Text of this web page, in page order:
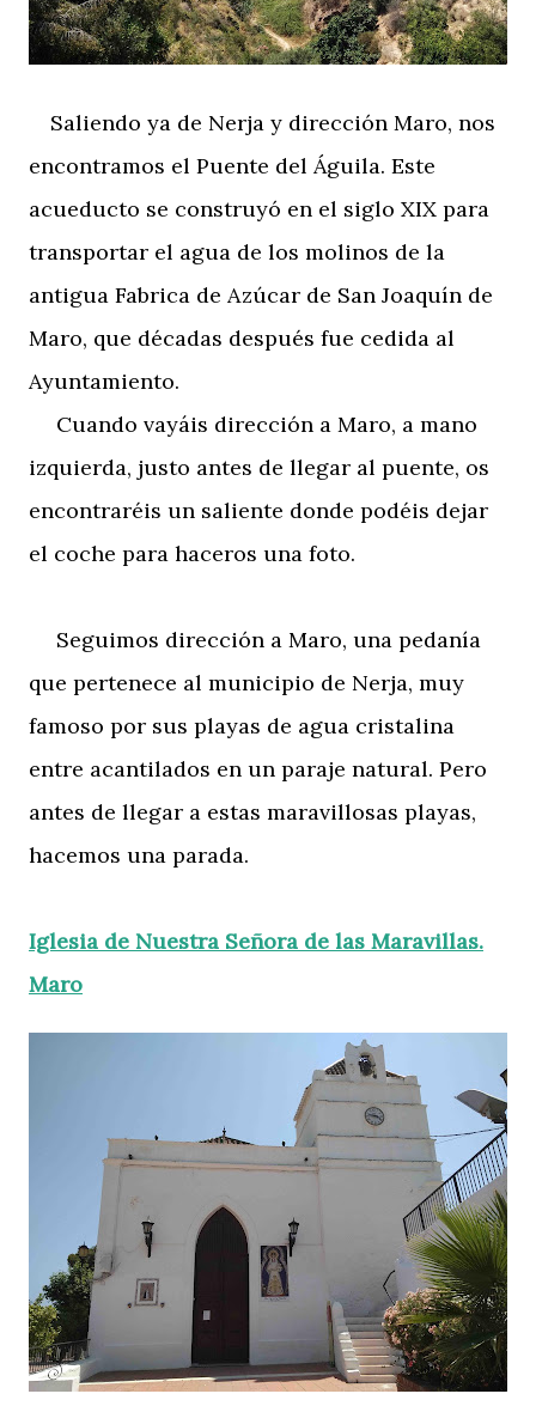
Saliendo ya de Nerja y dirección Maro, nos
encontramos el Puente del Águila. Este
acueducto se construyó en el siglo XIX para
transportar el agua de los molinos de la
antigua Fabrica de Azúcar de San Joaquín de
Maro, que décadas después fue cedida al
Ayuntamiento.
Cuando vayáis dirección a Maro, a mano
izquierda, justo antes de llegar al puente, os
encontraréis un saliente donde podéis dejar
el coche para haceros una foto.
Seguimos dirección a Maro, una pedanía
que pertenece al municipio de Nerja, muy
famoso por sus playas de agua cristalina
entre acantilados en un paraje natural. Pero
antes de llegar a estas maravillosas playas,
hacemos una parada.
Iglesia de Nuestra Señora de las Maravillas.
Maro